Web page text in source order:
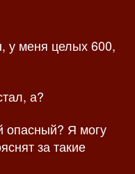
у меня целых 600,
а?
опасный? Я могу
за такие